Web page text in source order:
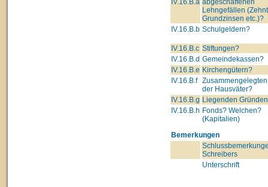
Lehngefällen
Grundzinsen etc.)?
IV.16.B.b Schulgeldern?
IV.16.B.c Stiftungen?
IV.16.B.d Gemeindekassen?
IV.16.B.e Kirchengütern?
IV.16.B.f
der Hausväter?
IV.16.B.g Liegenden
IV.16.B.h Fonds? Welchen?
(Kapitalien)
Bemerkungen
Schreibers
Unterschrift